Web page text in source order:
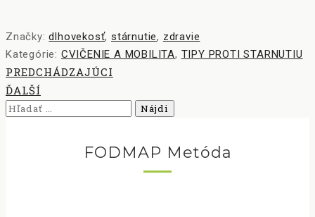
Značky:dlhovekosť,stárnutie, zdravie
Kategórie: CVIČENIE A MOBILITA, TIPY PROTI STARNUTIU
PREDCHÁDZAJÚCI
ĎALŠÍ
Hľadať:
FODMAP Metóda